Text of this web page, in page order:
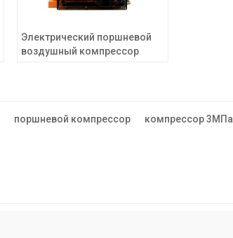
Электрический поршневой
воздушный компрессор
поршневой компрессор компрессор 3МПа